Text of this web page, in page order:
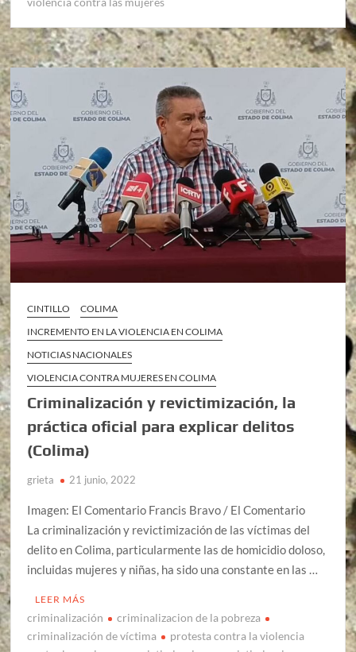
CINTILLO
COLIMA
INCREMENTO EN LA VIOLENCIA EN COLIMA
NOTICIAS NACIONALES
VIOLENCIA CONTRA MUJERES EN COLIMA
Criminalización y revictimización, la
práctica oficial para explicar delitos
(Colima)
grieta 21 junio, 2022
Imagen: El Comentario Francis Bravo / El Comentario
La criminalización y revictimización de las víctimas del
delito en Colima, particularmente las de homicidio doloso,
incluidas mujeres y niñas, ha sido una constante en las …
LEER MÁS
criminalización
criminalizacion de la pobreza
criminalización de víctima
protesta contra la violencia